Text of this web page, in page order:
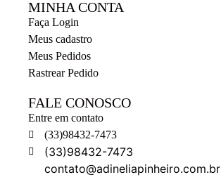
MINHA CONTA
Faça Login
Meus cadastro
Meus Pedidos
Rastrear Pedido
FALE CONOSCO
Entre em contato
(33)98432-7473
(33)98432-7473
contato@adineliapinheiro.com.br